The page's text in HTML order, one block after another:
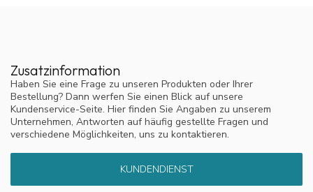
Zusatzinformation
Haben Sie eine Frage zu unseren Produkten oder Ihrer
Bestellung? Dann werfen Sie einen Blick auf unsere
Kundenservice-Seite. Hier finden Sie Angaben zu unserem
Unternehmen, Antworten auf häufig gestellte Fragen und
verschiedene Möglichkeiten, uns zu kontaktieren.
KUNDENDIENST